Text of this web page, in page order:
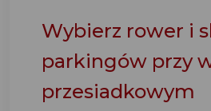
Wybierz rower i
parkingów przy
przesiadkowym